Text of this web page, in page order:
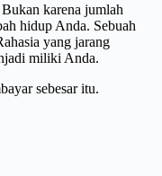
karena jumlah
hidup Anda. Sebuah
yang jarang
miliki Anda.
sebesar itu.